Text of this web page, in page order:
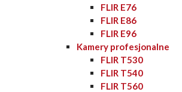
FLIR E76
FLIR E86
FLIR E96
Kamery profesjonalne
FLIR T530
FLIR T540
FLIR T560